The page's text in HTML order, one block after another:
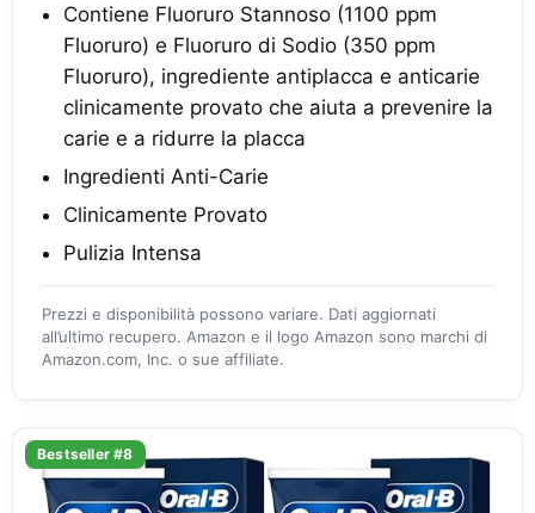
Contiene Fluoruro Stannoso (1100 ppm
Fluoruro) e Fluoruro di Sodio (350 ppm
Fluoruro), ingrediente antiplacca e anticarie
clinicamente provato che aiuta a prevenire la
carie e a ridurre la placca
Ingredienti Anti-Carie
Clinicamente Provato
Pulizia Intensa
Prezzi e disponibilità possono variare. Dati aggiornati
all’ultimo recupero. Amazon e il logo Amazon sono marchi di
Amazon.com, Inc. o sue affiliate.
Bestseller #8